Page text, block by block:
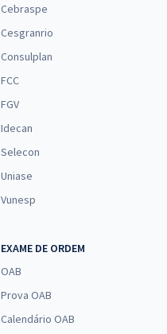
Cebraspe
Cesgranrio
Consulplan
FCC
FGV
Idecan
Selecon
Uniase
Vunesp
EXAME DE ORDEM
OAB
Prova OAB
Calendário OAB